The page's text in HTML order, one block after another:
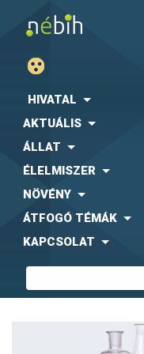
HIVATAL
AKTUÁLIS
ÁLLAT
ÉLELMISZER
NÖVÉNY
ÁTFOGÓ TÉMÁK
KAPCSOLAT